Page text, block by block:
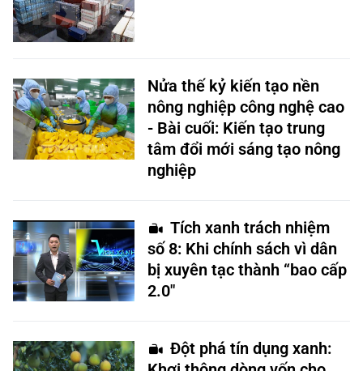
Nửa thế kỷ kiến tạo nền
nông nghiệp công nghệ cao
- Bài cuối: Kiến tạo trung
tâm đổi mới sáng tạo nông
nghiệp
Tích xanh trách nhiệm
số 8: Khi chính sách vì dân
bị xuyên tạc thành “bao cấp
2.0"
Đột phá tín dụng xanh: